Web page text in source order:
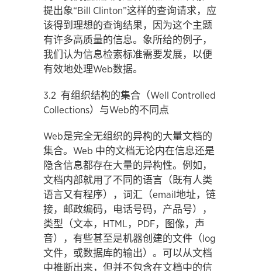
提出象“Bill Clinton”这样的查询请求，应
该得到理想的查询结果，因为这个主题
有许多高质量的信息。象所给的例子，
我们认为信息检索标准需要发展，以便
有效地处理Web数据。
3.2 有组织结构的集合（Well Controlled
Collections）与Web的不同点
Web是完全无组织的异构的大量文档的
集合。Web 中的文档无论内在信息还是
隐含信息都存在大量的异构性。例如，
文档内部就用了不同的语言（既有人类
语言又有程序），词汇（email地址，链
接，邮政编码，电话号码，产品号），
类型（文本，HTML，PDF，图像，声
音），有些甚至是机器创建的文件（log
文件，或数据库的输出）。可以从文档
中推断出来，但并不包含在文档中的信